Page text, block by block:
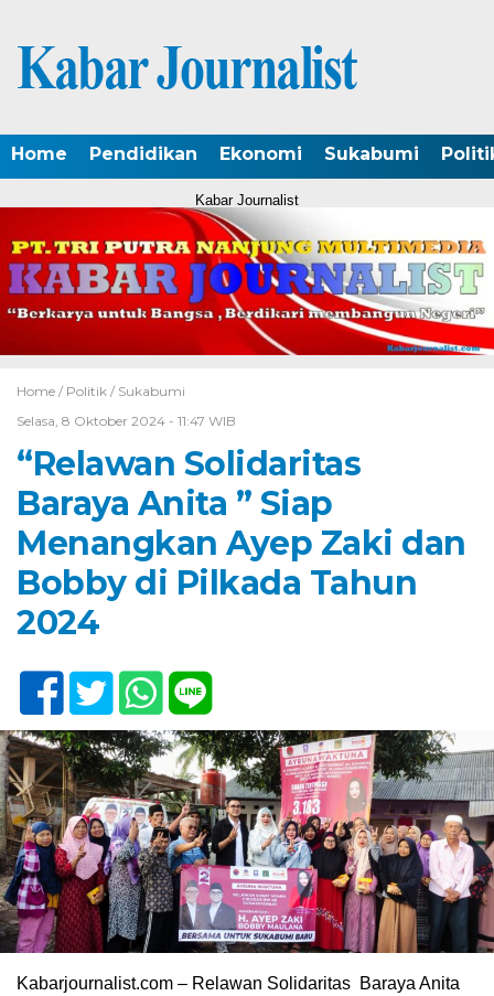
Home Pendidikan Ekonomi Sukabumi
Kabar Journalist
Home / Politik / Sukabumi
Selasa, 8 Oktober 2024 - 11:47 WIB
“Relawan Solidaritas
Baraya Anita ” Siap
Menangkan Ayep Zaki dan
Bobby di Pilkada Tahun
2024
Kabarjournalist.com – Relawan Solidaritas Baraya Anita